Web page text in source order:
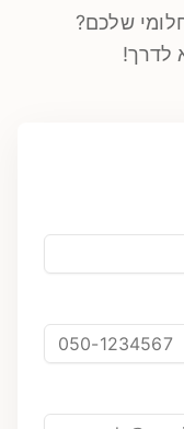
שלכם?
לדרך!